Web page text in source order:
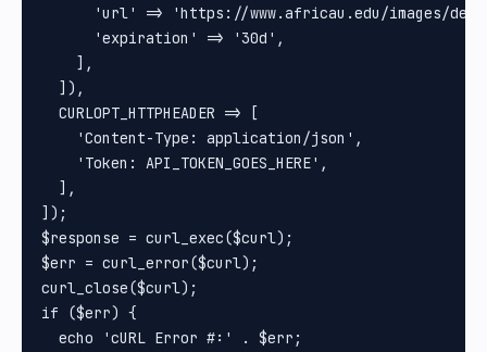
'url' => 'https://www.africau.edu/images/
      'expiration' => '30d',
    ],
  ]),
  CURLOPT_HTTPHEADER => [
    'Content-Type: application/json',
    'Token: API_TOKEN_GOES_HERE',
  ],
]);
$response = curl_exec($curl);
$err = curl_error($curl);
curl_close($curl);
if ($err) {
  echo 'cURL Error #:' . $err;